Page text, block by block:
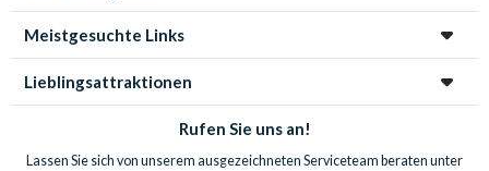
Meistgesuchte Links
Lieblingsattraktionen
Rufen Sie uns an!
Lassen Sie sich von unserem ausgezeichneten Serviceteam beraten unter